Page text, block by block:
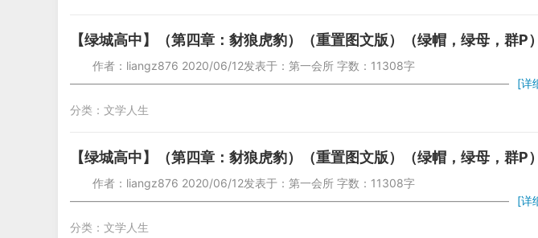
【绿城高中】（第四章：豺狼虎豹）（重置图文版）（绿帽，绿母，群P）
作者：liangz876 2020/06/12发表于：第一会所 字数：11308字
———————————————————————————————————————
[详
分类： 文学人生
【绿城高中】（第四章：豺狼虎豹）（重置图文版）（绿帽，绿母，群P）
作者：liangz876 2020/06/12发表于：第一会所 字数：11308字
———————————————————————————————————————
[详
分类： 文学人生